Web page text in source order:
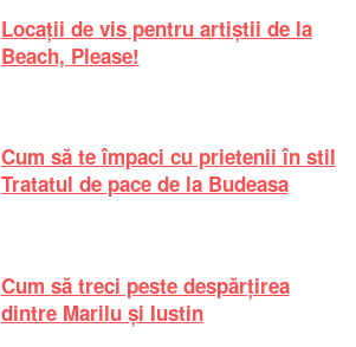
Locații de vis pentru artiștii de la
Beach, Please!
Cum să te împaci cu prietenii în stil
Tratatul de pace de la Budeasa
Cum să treci peste despărțirea
dintre Marilu și Iustin